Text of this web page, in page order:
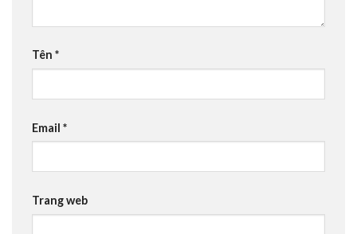
Tên *
Email *
Trang web